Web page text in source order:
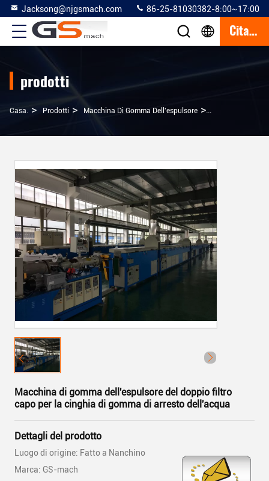
Jacksong@njgsmach.com 86-25-81030382-8:00~17:00
Citazione
prodotti
Casa. > Prodotti > Macchina Di Gomma Dell'espulsore >
Macchina di gomma dell'espulsore del doppio filtro
capo per la cinghia di gomma di arresto dell'acqua
Dettagli del prodotto
Luogo di origine: Fatto a Nanchino
Marca: GS-mach